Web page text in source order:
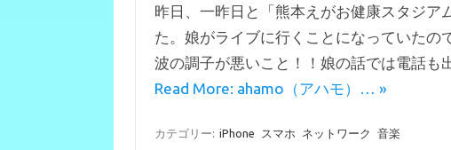
e
b
o
o
k
it
te
r
e
n
a
昨日、一昨日と「熊本えがお健康スタジア
た。娘がライブに行くことになっていたの
波の調子が悪いこと！！娘の話では電話
Read More: ahamo（アハモ）… »
カテゴリー: iPhone スマホ ネットワーク 音楽